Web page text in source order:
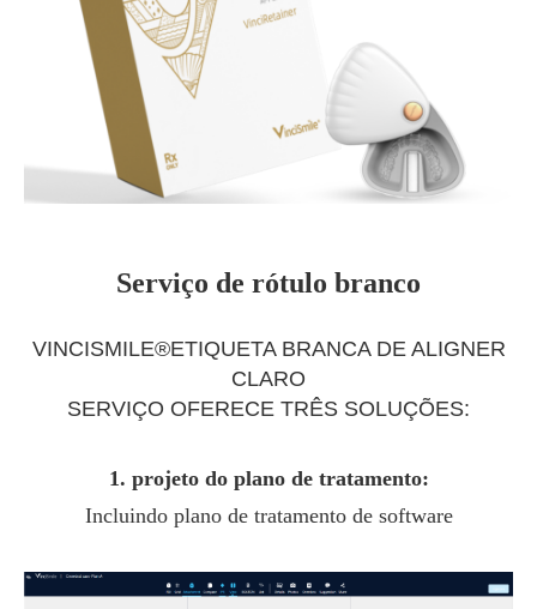
Serviço de rótulo branco
VINCISMILE®ETIQUETA BRANCA DE ALIGNER
CLARO
SERVIÇO OFERECE TRÊS SOLUÇÕES:
1. projeto do plano de tratamento:
Incluindo plano de tratamento de software